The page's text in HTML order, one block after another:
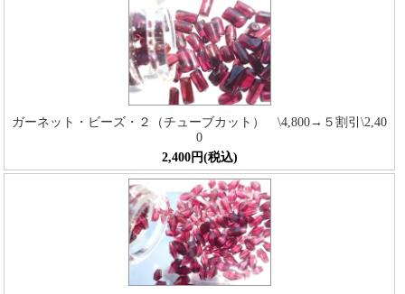
ガーネット・ビーズ・２（チューブカット） \4,800→５割引\2,40
0
2,400円(税込)